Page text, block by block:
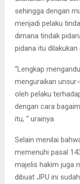
sehingga dengan
menjadi pelaku
dimana tindak
pidana itu
“Lengkap
menguraikan
oleh pelaku
dengan cara
itu, “ urainya.
Selain menilai
memenuhi pasal
majelis hakim juga
dibuat JPU ini